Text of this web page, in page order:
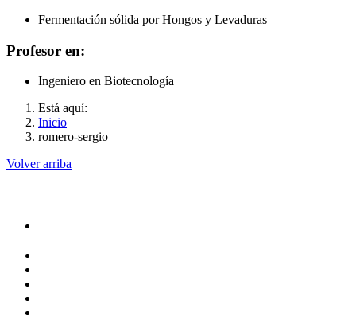
Fermentación sólida por Hongos y Levaduras
Profesor en:
Ingeniero en Biotecnología
Está aquí:
Inicio
romero-sergio
Volver arriba